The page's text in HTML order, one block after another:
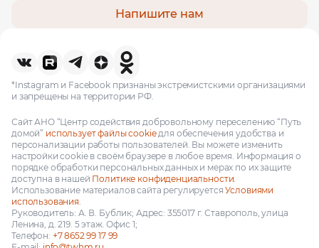
Напишите нам
*Instagram и Facebook признаны экстремистскими организациями
и запрещены на территории РФ.
Сайт АНО “Центр содействия добровольному переселению “Путь
домой” использует файлы cookieдля обеспечения удобства и
персонализации работы пользователей. Вы можете изменить
настройки cookie в своём браузере в любое время. Информация о
порядке обработки персональных данных и мерах по их защите
доступна в нашей Политике конфиденциальности.
Использование материалов сайта регулируетсяУсловиями
использования.
Руководитель: А. В. Бублик; Адрес: 355017 г. Ставрополь, улица
Ленина, д. 219. 5 этаж. Офис 1;
Телефон: +7 8652 99 17 99